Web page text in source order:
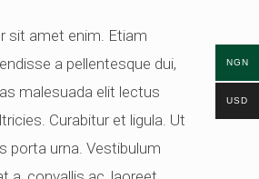
sit amet enim. Etiam
a pellentesque dui,
malesuada elit lectus
Curabitur et ligula. Ut
porta urna. Vestibulum
NGN
USD